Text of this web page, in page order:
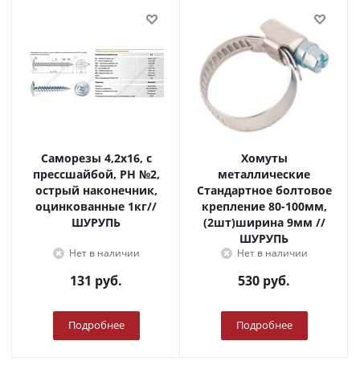
Саморезы 4,2х16, с
прессшайбой, PH №2,
острый наконечник,
оцинкованные 1кг//
ШУРУПЬ
Нет в наличии
131 руб.
Подробнее
Хомуты
металлические
Стандартное болтовое
крепление 80-100мм,
(2шт)ширина 9мм //
ШУРУПЬ
Нет в наличии
530 руб.
Подробнее